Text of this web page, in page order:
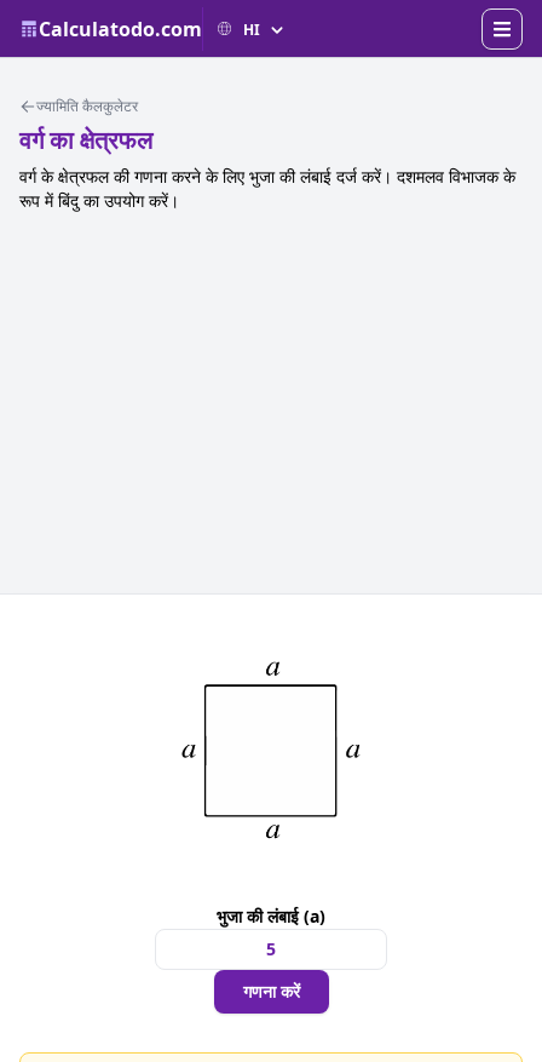
Calculatodo.com
ज्यामिति कैलकुलेटर
वर्ग का क्षेत्रफल
वर्ग के क्षेत्रफल की गणना करने के लिए भुजा की लंबाई दर्ज करें। दशमलव विभाजक के
रूप में बिंदु का उपयोग करें।
भुजा की लंबाई (a)
गणना करें